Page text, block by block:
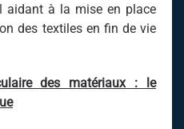
aidant à la mise en place
des textiles en fin de vie
des matériaux : le